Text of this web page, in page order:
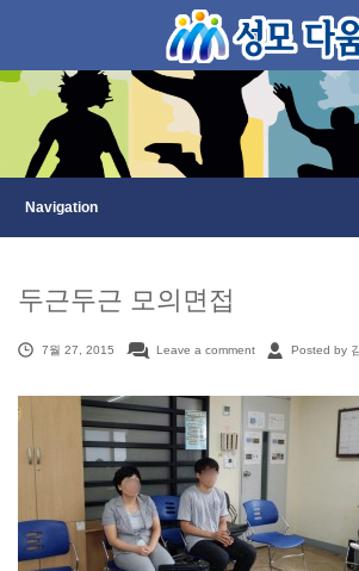
두근두근 모의면접
7월 27, 2015 Leave a comment Posted by